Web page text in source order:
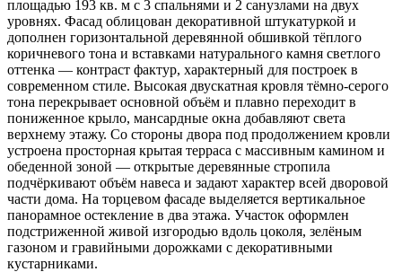
площадью 193 кв. м с 3 спальнями и 2 санузлами на двух
уровнях. Фасад облицован декоративной штукатуркой и
дополнен горизонтальной деревянной обшивкой тёплого
коричневого тона и вставками натурального камня светлого
оттенка — контраст фактур, характерный для построек в
современном стиле. Высокая двускатная кровля тёмно-серого
тона перекрывает основной объём и плавно переходит в
пониженное крыло, мансардные окна добавляют света
верхнему этажу. Со стороны двора под продолжением кровли
устроена просторная крытая терраса с массивным камином и
обеденной зоной — открытые деревянные стропила
подчёркивают объём навеса и задают характер всей дворовой
части дома. На торцевом фасаде выделяется вертикальное
панорамное остекление в два этажа. Участок оформлен
подстриженной живой изгородью вдоль цоколя, зелёным
газоном и гравийными дорожками с декоративными
кустарниками.